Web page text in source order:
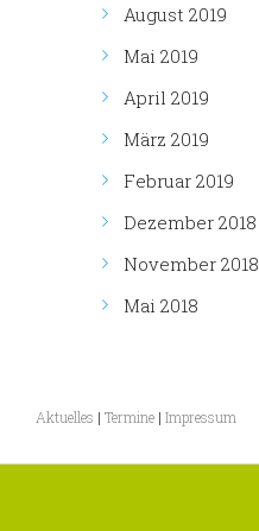
August 2019
Mai 2019
April 2019
März 2019
Februar 2019
Dezember 2018
November 2018
Mai 2018
Aktuelles | Termine | Impressum